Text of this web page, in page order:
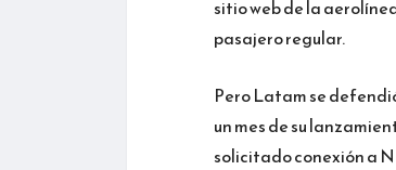
sitio web de la
pasajero regular.
Pero Latam se
un mes de su
solicitado conexión a